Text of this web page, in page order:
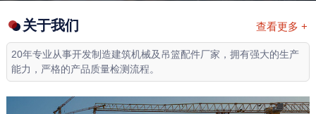
查看更多 +
关于我们
20年专业从事开发制造建筑机械及吊篮配件厂家，拥有强大的生产
能力，严格的产品质量检测流程。